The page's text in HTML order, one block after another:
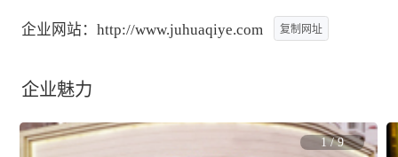
企业网站： http://www.juhuaqiye.com 复制网址
企业魅力
1/9